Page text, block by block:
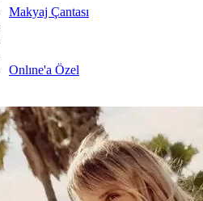
Makyaj Çantası
Onlıne'a Özel